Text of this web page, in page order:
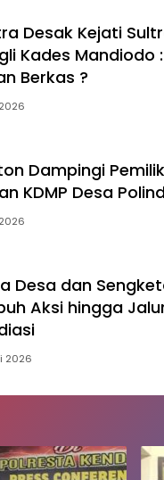
Desak Kejati
Kades Mandiodo
Berkas ?
Dampingi
KDMP Desa
Desa dan
Aksi hingga
2026